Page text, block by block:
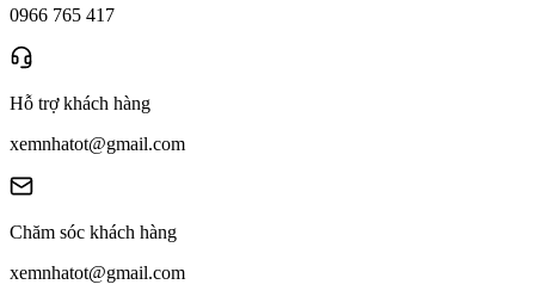
0966 765 417
Hỗ trợ khách hàng
xemnhatot@gmail.com
Chăm sóc khách hàng
xemnhatot@gmail.com